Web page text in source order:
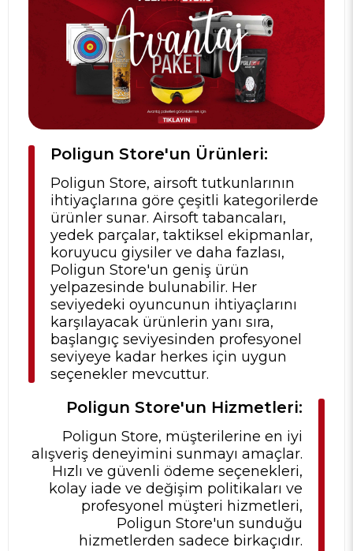
Poligun Store'un Ürünleri:
Poligun Store, airsoft tutkunlarının
ihtiyaçlarına göre çeşitli kategorilerde
ürünler sunar. Airsoft tabancaları,
yedek parçalar, taktiksel ekipmanlar,
koruyucu giysiler ve daha fazlası,
Poligun Store'un geniş ürün
yelpazesinde bulunabilir. Her
seviyedeki oyuncunun ihtiyaçlarını
karşılayacak ürünlerin yanı sıra,
başlangıç seviyesinden profesyonel
seviyeye kadar herkes için uygun
seçenekler mevcuttur.
Poligun Store'un Hizmetleri:
Poligun Store, müşterilerine en iyi
alışveriş deneyimini sunmayı amaçlar.
Hızlı ve güvenli ödeme seçenekleri,
kolay iade ve değişim politikaları ve
profesyonel müşteri hizmetleri,
Poligun Store'un sunduğu
hizmetlerden sadece birkaçıdır.